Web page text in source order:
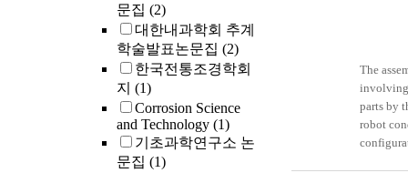
문집 (2)
대한내과학회 추계
학술발표논문집 (2)
한국전통조경학회
지 (1)
Corrosion Science
and Technology (1)
기초과학연구소 논
문집 (1)
The
parts by
robot